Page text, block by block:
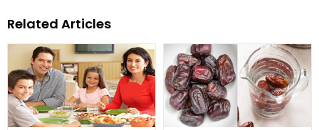
Related Articles